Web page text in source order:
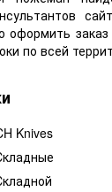
оформить
по всей
Knives